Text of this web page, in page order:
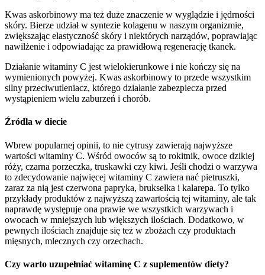
Kwas askorbinowy ma też duże znaczenie w wyglądzie i jędrności
skóry. Bierze udział w syntezie kolagenu w naszym organizmie,
zwiększając elastyczność skóry i niektórych narządów, poprawiając
nawilżenie i odpowiadając za prawidłową regenerację tkanek.
Działanie witaminy C jest wielokierunkowe i nie kończy się na
wymienionych powyżej. Kwas askorbinowy to przede wszystkim
silny przeciwutleniacz, którego działanie zabezpiecza przed
wystąpieniem wielu zaburzeń i chorób.
Źródła w diecie
Wbrew popularnej opinii, to nie cytrusy zawierają najwyższe
wartości witaminy C. Wśród owoców są to rokitnik, owoce dzikiej
róży, czarna porzeczka, truskawki czy kiwi. Jeśli chodzi o warzywa
to zdecydowanie najwięcej witaminy C zawiera nać pietruszki,
zaraz za nią jest czerwona papryka, brukselka i kalarepa. To tylko
przykłady produktów z najwyższą zawartością tej witaminy, ale tak
naprawdę występuje ona prawie we wszystkich warzywach i
owocach w mniejszych lub większych ilościach. Dodatkowo, w
pewnych ilościach znajduje się też w zbożach czy produktach
mięsnych, mlecznych czy orzechach.
Czy warto uzupełniać witaminę C z suplementów diety?